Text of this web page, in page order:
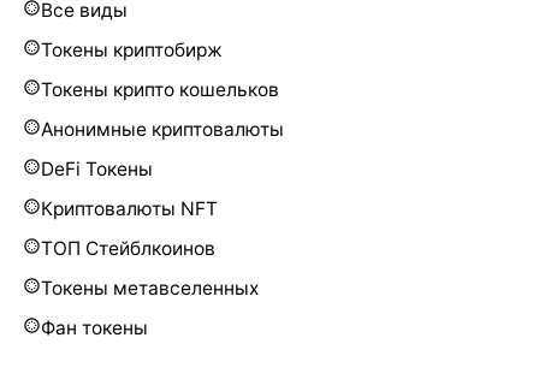
Все виды
Токены криптобирж
Токены крипто кошельков
Анонимные криптовалюты
DeFi Токены
Криптовалюты NFT
ТОП Стейблкоинов
Токены метавселенных
Фан токены